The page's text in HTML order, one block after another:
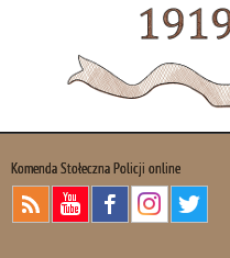
Udostępnij
Komenda Stołeczna Policji online